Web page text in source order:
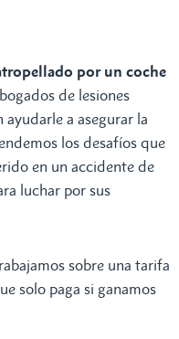
por un coche
de lesiones
ayudarle a asegurar la
los desafíos que
en un accidente de
luchar por sus
sobre una tarifa
solo paga si ganamos